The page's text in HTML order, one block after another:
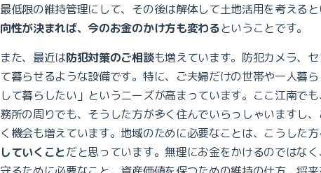
最低限の維持管理にして、その後は解体して土地活用を考える
向性が決まれば、今のお金のかけ方も変わるということです。
また、最近は防犯対策のご相談も増えています。防犯カメラ、
て暮らせるような設備です。特に、ご夫婦だけの世帯や一人暮
して暮らしたい」というニーズが高まっています。ここ江南で
務所の周りでも、そうした方が多く住んでいらっしゃいますし
く機会も増えています。地域のために必要なことは、こうした方
していくことだと思っています。無理にお金をかけるのではな